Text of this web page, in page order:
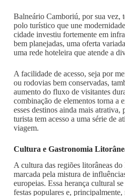
Balneário Camboriú, por sua vez,
polo turístico que une
cidade investiu fortemente em
bem planejadas, uma oferta
uma rede hoteleira que atende a
A facilidade de acesso, seja por
ou rodovias bem conservadas,
aumento do fluxo de visitantes
combinação de elementos torna a
esses destinos ainda mais atrativa,
turista tem acesso a uma série de
viagem.
Cultura e Gastronomia
A cultura das regiões litorâneas
marcada pela mistura de
europeias. Essa herança cultural
festas populares e,